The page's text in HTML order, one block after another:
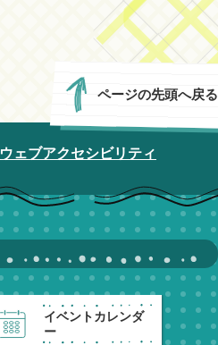
ページの先頭へ戻る
ウェブアクセシビリティ
イベントカレンダ
ー